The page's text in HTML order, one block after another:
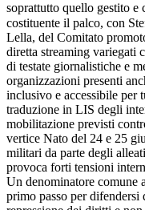
soprattutto quello gestito
costituente il palco, con
Lella, del Comitato
diretta streaming variegati
di testate giornalistiche e
organizzazioni presenti
inclusivo e accessibile per
traduzione in LIS degli
mobilitazione previsti
vertice Nato del 24 e 25
militari da parte degli
provoca forti tensioni
Un denominatore
primo passo per